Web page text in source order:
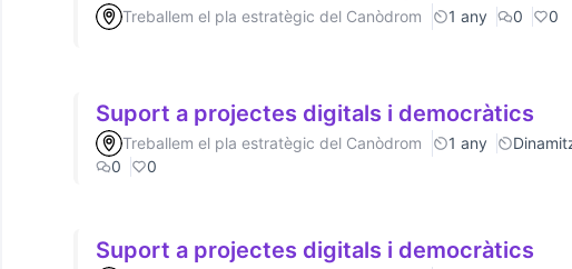
Treballem el pla estratègic del Canòdrom 1 any 0 0
Suport a projectes digitals i democràtics
Treballem el pla estratègic del Canòdrom 1 any
0
0
Suport a projectes digitals i democràtics